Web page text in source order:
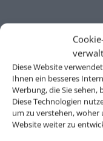
Diese Website
Ihnen ein besseres
Werbung, die Sie sehen,
Diese Technologien
um zu verstehen, woher
Website weiter zu